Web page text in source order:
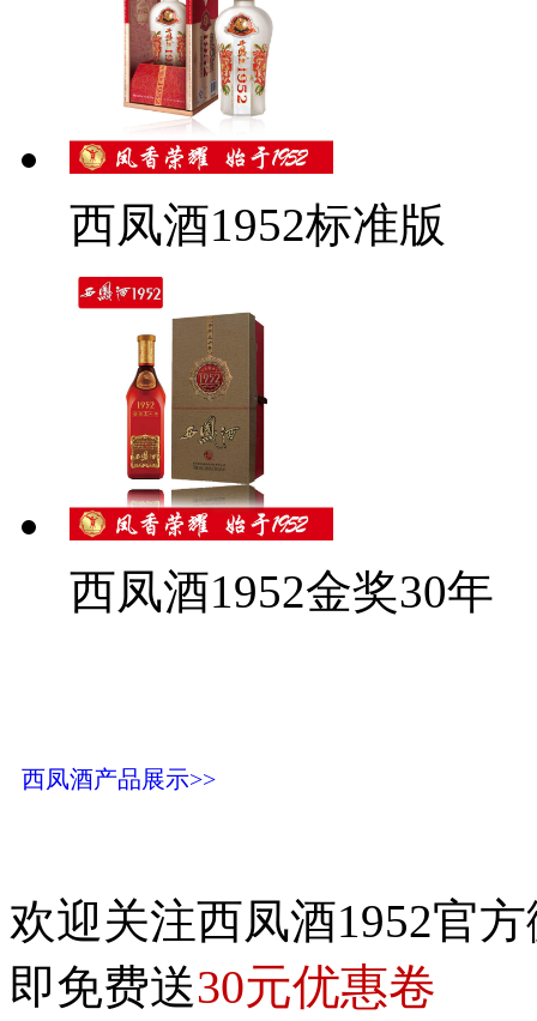
西凤酒1952标准版
西凤酒1952金奖30年
西凤酒产品展示>>
欢迎关注西凤酒1952官
即免费送30元优惠卷